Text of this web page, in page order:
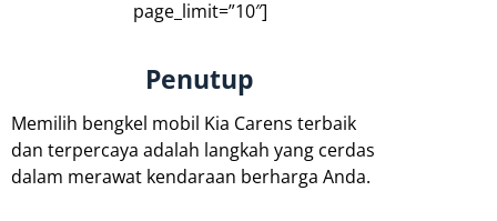
page_limit=”10″]
Penutup
Memilih bengkel mobil Kia Carens terbaik
dan terpercaya adalah langkah yang cerdas
dalam merawat kendaraan berharga Anda.